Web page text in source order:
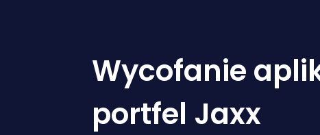
Wycofanie
portfel Jaxx